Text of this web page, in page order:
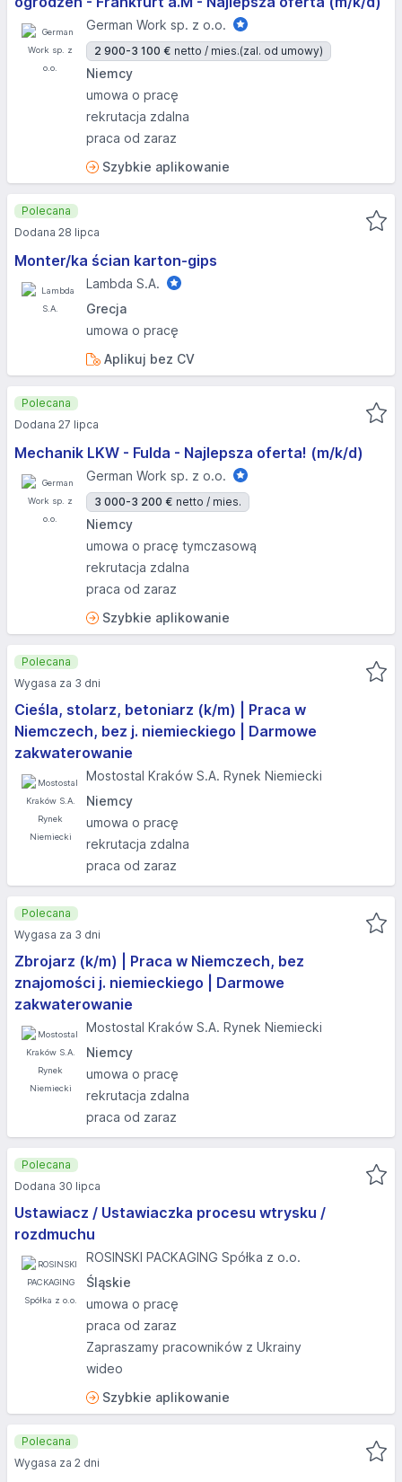
German Work sp. z o.o.
2 900-3 100 € netto / mies.(zal. od umowy)
Niemcy
umowa o pracę
rekrutacja zdalna
praca od zaraz
Szybkie aplikowanie
Monter/ka ścian karton-gips
Lambda S.A.
Grecja
umowa o pracę
Aplikuj bez CV
Polecana
Dodana 28 lipca
Mechanik LKW - Fulda - Najlepsza oferta! (m/k/d)
German Work sp. z o.o.
3 000-3 200 € netto / mies.
Niemcy
umowa o pracę tymczasową
rekrutacja zdalna
praca od zaraz
Szybkie aplikowanie
Polecana
Dodana 27 lipca
Cieśla, stolarz, betoniarz (k/m) | Praca w
Niemczech, bez j. niemieckiego | Darmowe
zakwaterowanie
Mostostal Kraków S.A. Rynek Niemiecki
Niemcy
umowa o pracę
rekrutacja zdalna
praca od zaraz
Polecana
Wygasa za 3 dni
Zbrojarz (k/m) | Praca w Niemczech, bez
znajomości j. niemieckiego | Darmowe
zakwaterowanie
Mostostal Kraków S.A. Rynek Niemiecki
Niemcy
umowa o pracę
rekrutacja zdalna
praca od zaraz
Polecana
Wygasa za 3 dni
Ustawiacz / Ustawiaczka procesu wtrysku /
rozdmuchu
ROSINSKI PACKAGING Spółka z o.o.
Śląskie
umowa o pracę
praca od zaraz
Zapraszamy pracowników z Ukrainy
wideo
Szybkie aplikowanie
Polecana
Dodana 30 lipca
Polecana
Wygasa za 2 dni